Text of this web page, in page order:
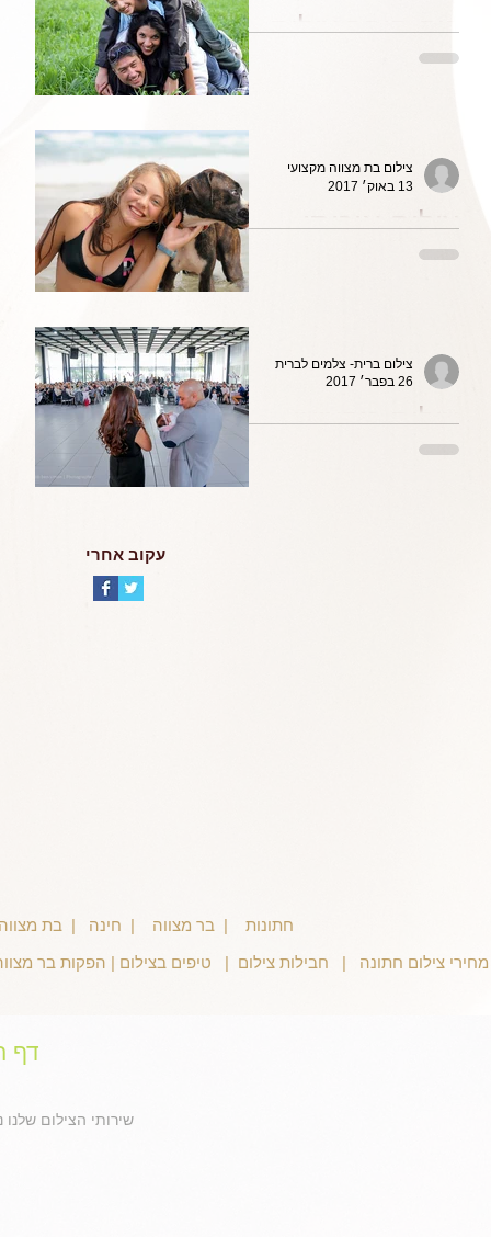
מה הופך צילום
אירוע קטן או חתונה
צילום איכותי
לאירועי בת מצווה
צילום בת מצווה מקצועי
13 באוק׳ 2017
צילום מקצועי
לברית מילה
צילום ברית- צלמים לברית
26 בפבר׳ 2017
עקוב אחרי
חתונות | בר מצווה | חינה | בת
מחירי צילום חתונה
| חבילות צילום | טיפים בצילום | הפקות בר
דף
שירותי הצילום שלנו